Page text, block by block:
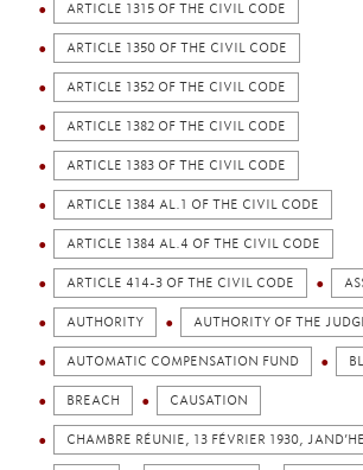
ARTICLE 1315 OF THE CIVIL CODE
ARTICLE 1350 OF THE CIVIL CODE
ARTICLE 1352 OF THE CIVIL CODE
ARTICLE 1382 OF THE CIVIL CODE
ARTICLE 1383 OF THE CIVIL CODE
ARTICLE 1384 AL.1 OF THE CIVIL CODE
ARTICLE 1384 AL.4 OF THE CIVIL CODE
ARTICLE 414-3 OF THE CIVIL CODE
AUTHORITY AUTHORITY OF THE
AUTOMATIC COMPENSATION FUND
BREACH CAUSATION
CHAMBRE RÉUNIE, 13 FÉVRIER 1930,